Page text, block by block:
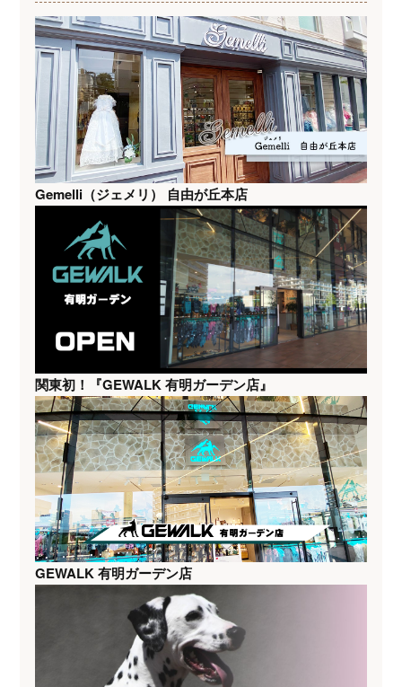
Gemelli（ジェメリ） 自由が丘本店
関東初！『GEWALK 有明ガーデン店』
GEWALK 有明ガーデン店